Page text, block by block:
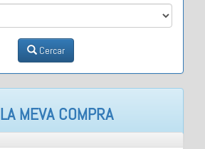
Cercar
LA MEVA COMPRA